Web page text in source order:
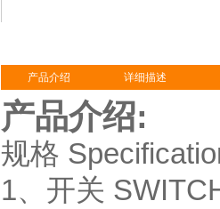
产品介绍 详细描述
产品介绍:
规格
1、开关